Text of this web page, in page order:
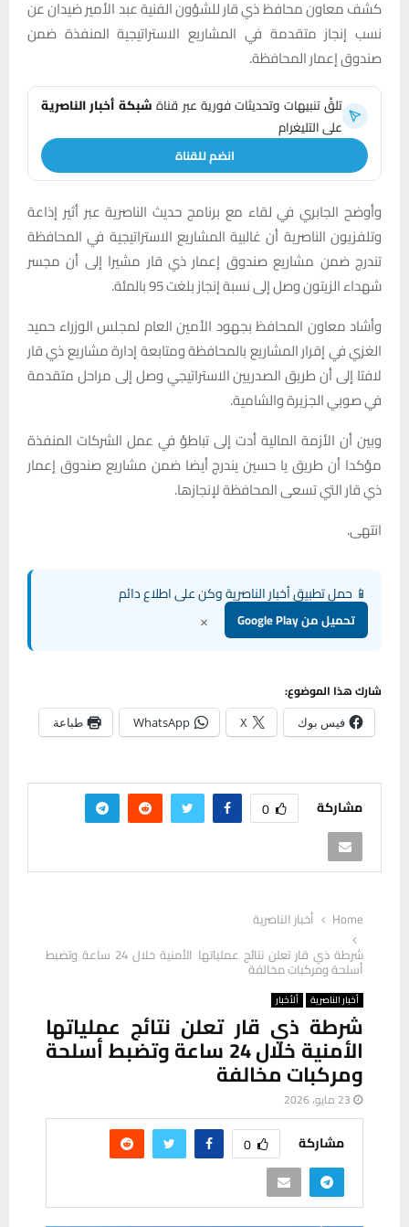
كشف معاون محافظ ذي قار للشؤون الفنية عبد الأمير ضيدان عن
نسب إنجاز متقدمة في المشاريع الاستراتيجية المنفذة ضمن
صندوق إعمار المحافظة.
تلقَّ تنبيهات وتحديثات فورية عبر قناةشبكة أخبار الناصرية
على التليغرام
انضم للقناة
وأوضح الجابري في لقاء مع برنامج حديث الناصرية عبر أثير إذاعة
وتلفزيون الناصرية أن غالبية المشاريع الاستراتيجية في المحافظة
تندرج ضمن مشاريع صندوق إعمار ذي قار مشيرا إلى أن مجسر
شهداء الزيتون وصل إلى نسبة إنجاز بلغت 95 بالمئة.
وأشاد معاون المحافظ بجهود الأمين العام لمجلس الوزراء حميد
الغزي في إقرار المشاريع بالمحافظة ومتابعة إدارة مشاريع ذي قار
لافتا إلى أن طريق الصدريين الاستراتيجي وصل إلى مراحل متقدمة
في صوبي الجزيرة والشامية.
وبين أن الأزمة المالية أدت إلى تباطؤ في عمل الشركات المنفذة
مؤكدا أن طريق يا حسين يندرج أيضا ضمن مشاريع صندوق إعمار
ذي قار التي تسعى المحافظة لإنجازها.
انتهى.
📱 حمل تطبيق أخبار الناصرية وكن على اطلاع دائم
تحميل من Google Play ×
شارك هذا الموضوع:
فيس بوك X
WhatsApp طباعة
مشاركة 0
Home
أخبار الناصرية
شرطة ذي قار تعلن نتائج عملياتها الأمنية خلال 24 ساعة وتضبط
أسلحة ومركبات مخالفة
أخبار الناصرية ألأخبار
شرطة ذي قار تعلن نتائج عملياتها
الأمنية خلال 24 ساعة وتضبط أسلحة
ومركبات مخالفة
23 مايو، 2026
مشاركة 0